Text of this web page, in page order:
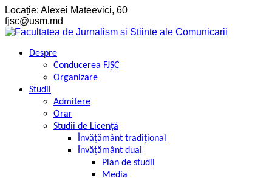
Locație: Alexei Mateevici, 60
fjsc@usm.md
Despre
Conducerea FJȘC
Organizare
Studii
Admitere
Orar
Studii de Licență
Învățământ tradițional
Învățământ dual
Plan de studii
Media